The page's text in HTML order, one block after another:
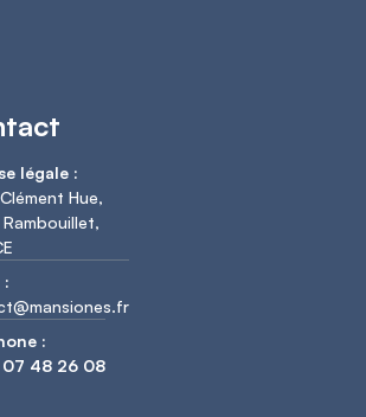
légale :
Hue,
:
:
07 48 26 08